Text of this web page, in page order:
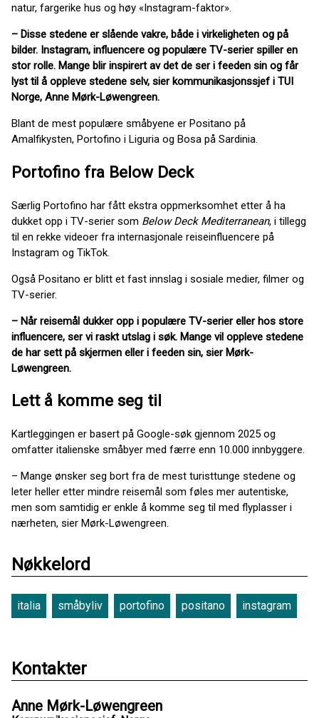
natur, fargerike hus og høy «Instagram-faktor».
– Disse stedene er slående vakre, både i virkeligheten og på
bilder. Instagram, influencere og populære TV-serier spiller en
stor rolle. Mange blir inspirert av det de ser i feeden sin og får
lyst til å oppleve stedene selv, sier kommunikasjonssjef i TUI
Norge, Anne Mørk-Løwengreen.
Blant de mest populære småbyene er Positano på
Amalfikysten, Portofino i Liguria og Bosa på Sardinia.
Portofino fra Below Deck
Særlig Portofino har fått ekstra oppmerksomhet etter å ha
dukket opp i TV-serier som Below Deck Mediterranean, i tillegg
til en rekke videoer fra internasjonale reiseinfluencere på
Instagram og TikTok.
Også Positano er blitt et fast innslag i sosiale medier, filmer og
TV-serier.
– Når reisemål dukker opp i populære TV-serier eller hos store
influencere, ser vi raskt utslag i søk. Mange vil oppleve stedene
de har sett på skjermen eller i feeden sin, sier Mørk-
Løwengreen.
Lett å komme seg til
Kartleggingen er basert på Google-søk gjennom 2025 og
omfatter italienske småbyer med færre enn 10.000 innbyggere.
– Mange ønsker seg bort fra de mest turisttunge stedene og
leter heller etter mindre reisemål som føles mer autentiske,
men som samtidig er enkle å komme seg til med flyplasser i
nærheten, sier Mørk-Løwengreen.
Nøkkelord
italia småbyliv portofino positano instagram
Kontakter
Anne Mørk-Løwengreen